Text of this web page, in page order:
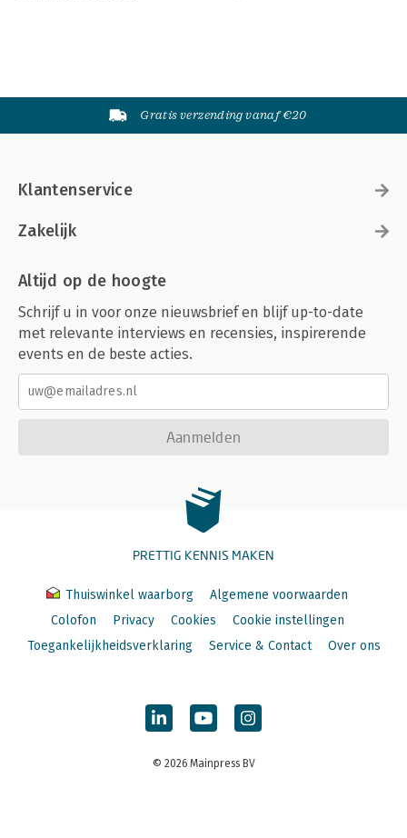
Gratis verzending vanaf €20
Klantenservice
Zakelijk
Altijd op de hoogte
Schrijf u in voor onze nieuwsbrief en blijf up-to-date
met relevante interviews en recensies, inspirerende
events en de beste acties.
Aanmelden
PRETTIG KENNIS MAKEN
Thuiswinkel waarborg
Algemene voorwaarden
Colofon
Privacy Cookies
Cookie instellingen
Toegankelijkheidsverklaring
Service & Contact Over ons
© 2026 Mainpress BV